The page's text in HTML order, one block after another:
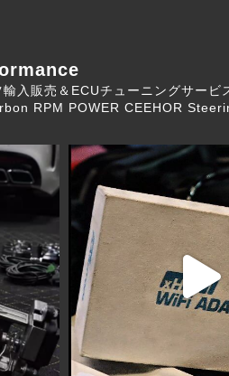
入販売＆ECUチューニングサービ
RPM POWER CEEHOR